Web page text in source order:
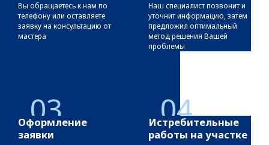
Вы обращаетесь к нам по
телефону или оставляете
заявку на консультацию от
мастера
Наш специалист позвонит и
уточнит информацию, затем
предложил оптимальный
метод решения Вашей
проблемы
03
Оформление
заявки
04
Истребительные
работы на участке